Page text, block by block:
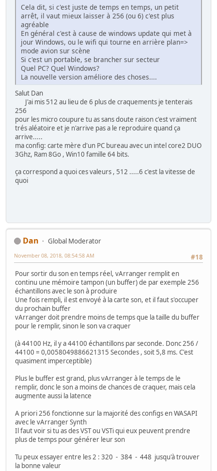
Cela dit, si c'est juste de temps en temps, un petit
arrêt, il vaut mieux laisser à 256 (ou 6) c'est plus
agréable
En général c'est à cause de windows update qui met à
jour Windows, ou le wifi qui tourne en arrière plan=>
mode avion sur scène
Si c'est un portable, se brancher sur secteur
Quel PC? Quel Windows?
La nouvelle version améliore des choses....
Salut Dan
J'ai mis 512 au lieu de 6 plus de craquements je tenterais
256
pour les micro coupure tu as sans doute raison c'est vraiment
trés aléatoire et je n'arrive pas a le reproduire quand ça
arrive.....
ma config: carte mère d'un PC bureau avec un intel core2 DUO
3Ghz, Ram 8Go , Win10 famille 64 bits.
ça correspond a quoi ces valeurs , 512 .....6 c'est la vitesse de
quoi
Dan
Global Moderator
#18
November 08, 2018, 08:54:58 AM
Pour sortir du son en temps réel, vArranger remplit en
continu une mémoire tampon (un buffer) de par exemple 256
échantillons avec le son à produire
Une fois rempli, il est envoyé à la carte son, et il faut s'occuper
du prochain buffer
vArranger doit prendre moins de temps que la taille du buffer
pour le remplir, sinon le son va craquer
(à 44100 Hz, il y a 44100 échantillons par seconde. Donc 256 /
44100 = 0,0058049886621315 Secondes , soit 5,8 ms. C'est
quasiment imperceptible)
Plus le buffer est grand, plus vArranger à le temps de le
remplir, donc le son a moins de chances de craquer, mais cela
augmente aussi la latence
A priori 256 fonctionne sur la majorité des configs en WASAPI
avec le vArranger Synth
Il faut voir si tu as des VST ou VSTi qui eux peuvent prendre
plus de temps pour générer leur son
Tu peux essayer entre les 2 : 320 - 384 - 448 jusqu'à trouver
la bonne valeur